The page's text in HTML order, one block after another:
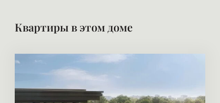
Квартиры в этом доме